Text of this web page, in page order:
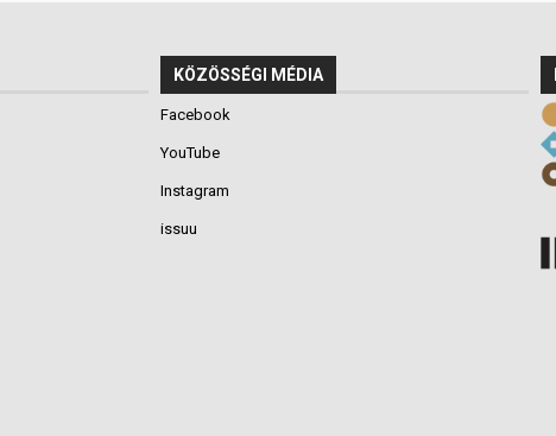
KÖZÖSSÉGI MÉDIA
Facebook
YouTube
Instagram
issuu